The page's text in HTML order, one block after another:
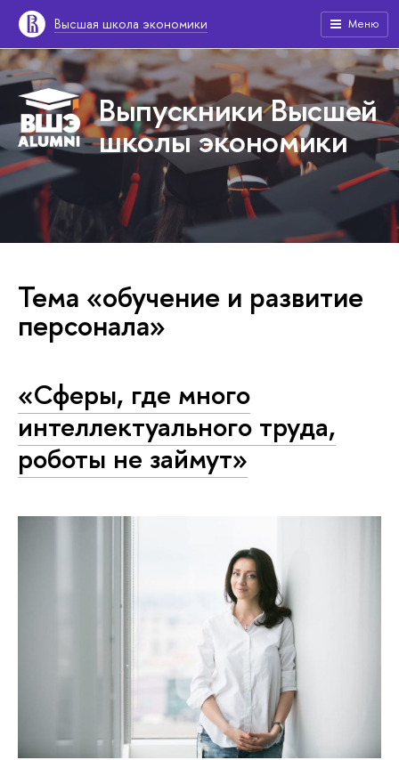
Высшая школа экономики Меню
Выпускники Высшей
школы экономики
Тема «обучение и развитие
персонала»
«Сферы, где много
интеллектуального труда,
роботы не займут»